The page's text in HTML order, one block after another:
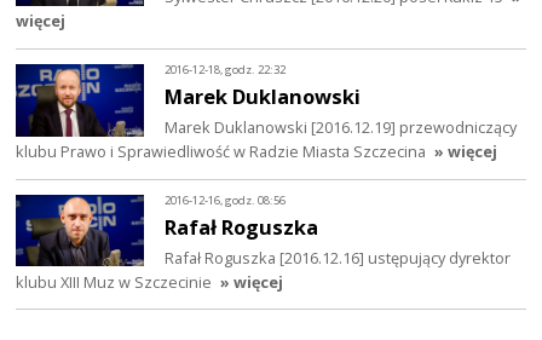
więcej
2016-12-18, godz. 22:32
Marek Duklanowski
Marek Duklanowski [2016.12.19] przewodniczący
klubu Prawo i Sprawiedliwość w Radzie Miasta Szczecina » więcej
2016-12-16, godz. 08:56
Rafał Roguszka
Rafał Roguszka [2016.12.16] ustępujący dyrektor
klubu XIII Muz w Szczecinie » więcej